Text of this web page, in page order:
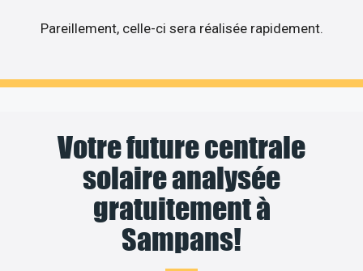
Pareillement, celle-ci sera réalisée rapidement.
Votre future centrale
solaire analysée
gratuitement à
Sampans!